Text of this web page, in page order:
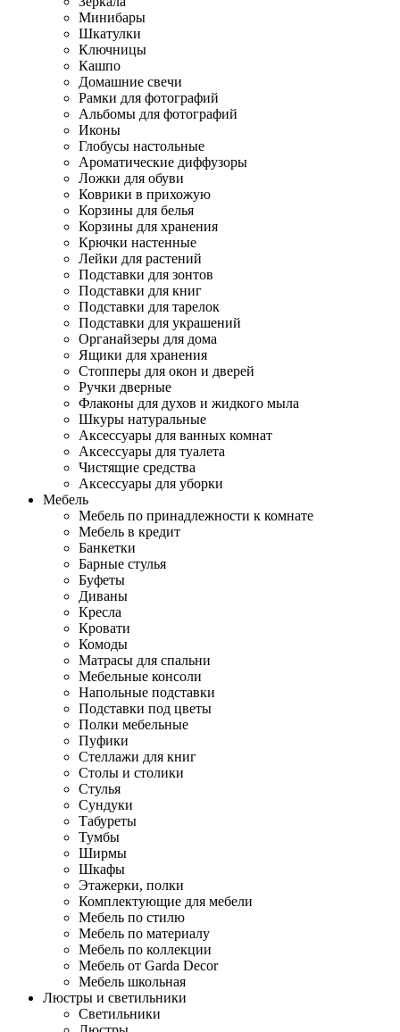
Минибары
Шкатулки
Ключницы
Кашпо
Домашние свечи
Рамки для фотографий
Альбомы для фотографий
Иконы
Глобусы настольные
Ароматические диффузоры
Ложки для обуви
Коврики в прихожую
Корзины для белья
Корзины для хранения
Крючки настенные
Лейки для растений
Подставки для зонтов
Подставки для книг
Подставки для тарелок
Подставки для украшений
Органайзеры для дома
Ящики для хранения
Стопперы для окон и дверей
Ручки дверные
Флаконы для духов и жидкого мыла
Шкуры натуральные
Аксессуары для ванных комнат
Аксессуары для туалета
Чистящие средства
Аксессуары для уборки
Мебель
Мебель по принадлежности к комнате
Мебель в кредит
Банкетки
Барные стулья
Буфеты
Диваны
Кресла
Кровати
Комоды
Матрасы для спальни
Мебельные консоли
Напольные подставки
Подставки под цветы
Полки мебельные
Пуфики
Стеллажи для книг
Столы и столики
Стулья
Сундуки
Табуреты
Тумбы
Ширмы
Шкафы
Этажерки, полки
Комплектующие для мебели
Мебель по стилю
Мебель по материалу
Мебель по коллекции
Мебель от Garda Decor
Мебель школьная
Люстры и светильники
Светильники